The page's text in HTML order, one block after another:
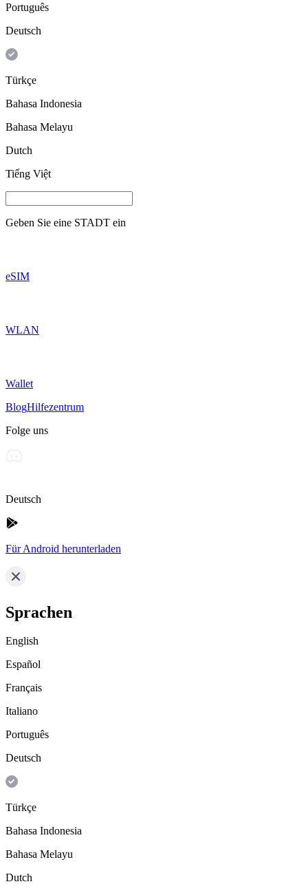
Português
Deutsch
Türkçe
Bahasa Indonesia
Bahasa Melayu
Dutch
Tiếng Việt
Geben Sie eine STADT ein
eSIM
WLAN
Wallet
BlogHilfezentrum
Folge uns
Deutsch
Für Android herunterladen
Sprachen
English
Español
Français
Italiano
Português
Deutsch
Türkçe
Bahasa Indonesia
Bahasa Melayu
Dutch